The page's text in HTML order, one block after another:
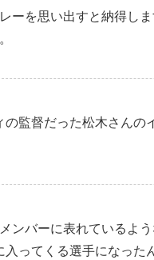
ーを思い出すと納得しま
監督だった松木さんの
ンバーに表れているよ
ってくる選手になった